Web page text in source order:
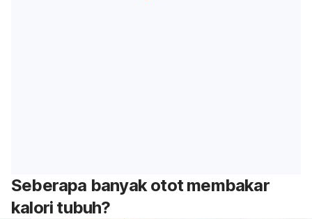
Seberapa banyak otot membakar
kalori tubuh?